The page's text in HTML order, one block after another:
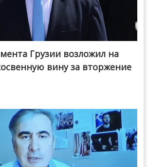
Грузии возложил на
вину за вторжение